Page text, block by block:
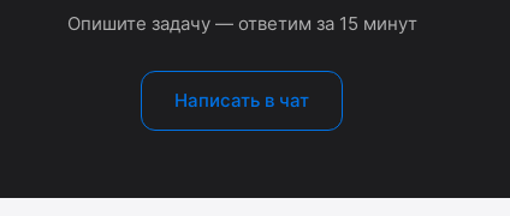
Опишите задачу — ответим за 15 минут
Написать в чат